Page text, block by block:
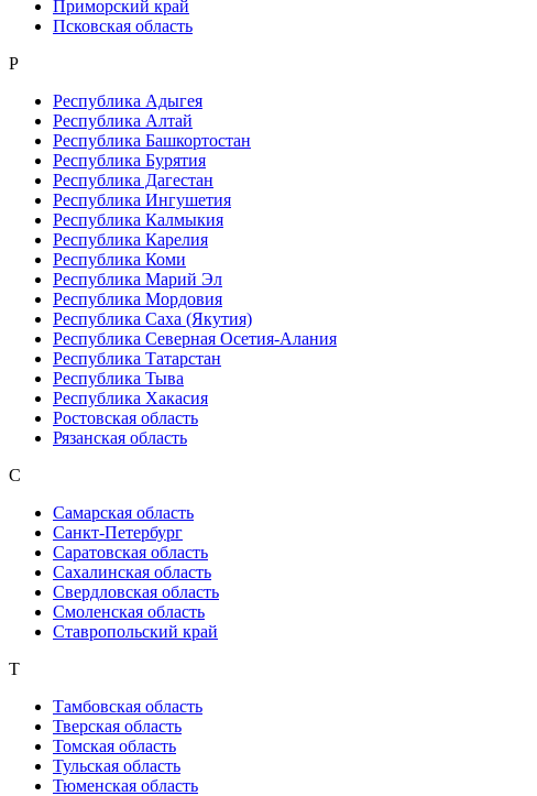
Приморский край
Псковская область
Р
Республика Адыгея
Республика Алтай
Республика Башкортостан
Республика Бурятия
Республика Дагестан
Республика Ингушетия
Республика Калмыкия
Республика Карелия
Республика Коми
Республика Марий Эл
Республика Мордовия
Республика Саха (Якутия)
Республика Северная Осетия-Алания
Республика Татарстан
Республика Тыва
Республика Хакасия
Ростовская область
Рязанская область
С
Самарская область
Санкт-Петербург
Саратовская область
Сахалинская область
Свердловская область
Смоленская область
Ставропольский край
Т
Тамбовская область
Тверская область
Томская область
Тульская область
Тюменская область